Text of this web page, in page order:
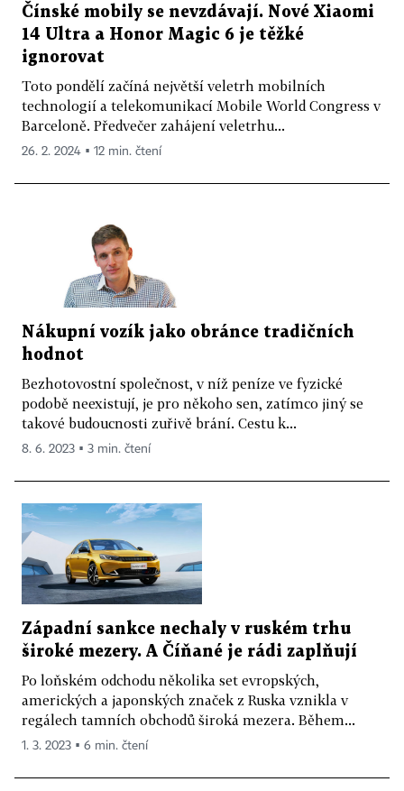
Čínské mobily se nevzdávají. Nové Xiaomi
14 Ultra a Honor Magic 6 je těžké
ignorovat
Toto pondělí začíná největší veletrh mobilních
technologií a telekomunikací Mobile World Congress v
Barceloně. Předvečer zahájení veletrhu...
26. 2. 2024 ▪ 12 min. čtení
Nákupní vozík jako obránce tradičních
hodnot
Bezhotovostní společnost, v níž peníze ve fyzické
podobě neexistují, je pro někoho sen, zatímco jiný se
takové budoucnosti zuřivě brání. Cestu k...
8. 6. 2023 ▪ 3 min. čtení
Západní sankce nechaly v ruském trhu
široké mezery. A Číňané je rádi zaplňují
Po loňském odchodu několika set evropských,
amerických a japonských značek z Ruska vznikla v
regálech tamních obchodů široká mezera. Během...
1. 3. 2023 ▪ 6 min. čtení